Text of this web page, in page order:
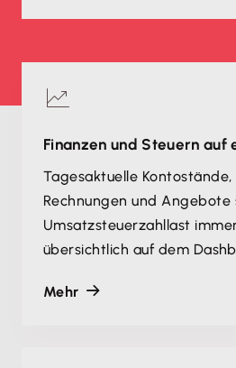
Finanzen und Steuern auf
Tagesaktuelle
Rechnungen und Angebote
Umsatzsteuerzahllast
übersichtlich auf dem
Mehr